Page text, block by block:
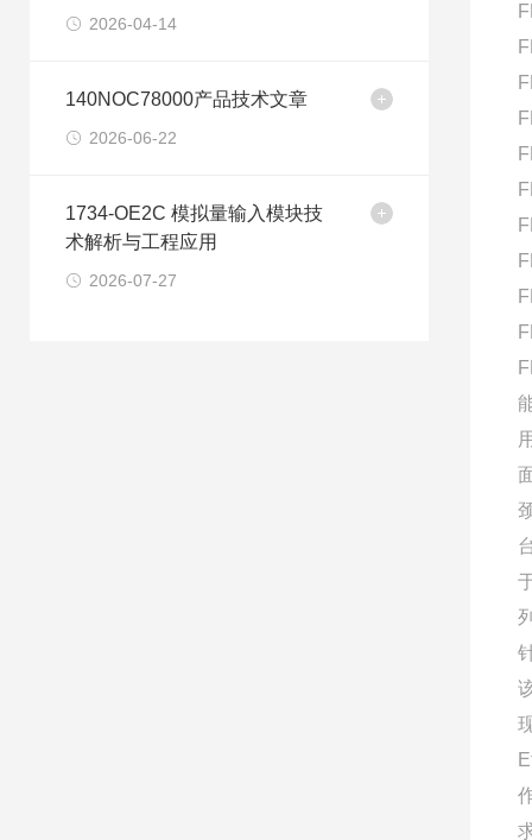
2026-04-14
140NOC78000产品技术文章
2026-06-22
1734-OE2C 模拟量输入模块技
术解析与工程应用
2026-07-27